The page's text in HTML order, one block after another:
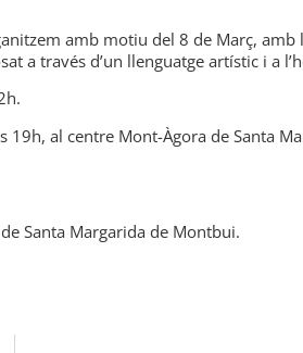
amb motiu del 8 de Març, amb
a través d’un llenguatge artístic i a
al centre Mont-Àgora de Santa
Santa Margarida de Montbui.